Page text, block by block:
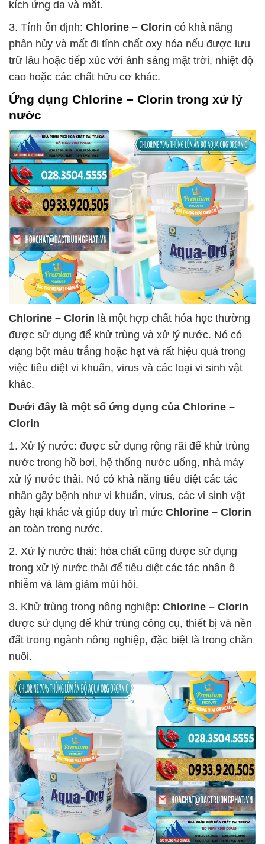
kích ứng da và mắt.
3. Tính ổn định: Chlorine – Clorin có khả năng
phân hủy và mất đi tính chất oxy hóa nếu được lưu
trữ lâu hoặc tiếp xúc với ánh sáng mặt trời, nhiệt độ
cao hoặc các chất hữu cơ khác.
Ứng dụng Chlorine – Clorin trong xử lý
nước
Chlorine – Clorin là một hợp chất hóa học thường
được sử dụng để khử trùng và xử lý nước. Nó có
dạng bột màu trắng hoặc hạt và rất hiệu quả trong
việc tiêu diệt vi khuẩn, virus và các loại vi sinh vật
khác.
Dưới đây là một số ứng dụng của Chlorine –
Clorin
1. Xử lý nước: được sử dụng rộng rãi để khử trùng
nước trong hồ bơi, hệ thống nước uống, nhà máy
xử lý nước thải. Nó có khả năng tiêu diệt các tác
nhân gây bệnh như vi khuẩn, virus, các vi sinh vật
gây hại khác và giúp duy trì mức Chlorine – Clorin
an toàn trong nước.
2. Xử lý nước thải: hóa chất cũng được sử dụng
trong xử lý nước thải để tiêu diệt các tác nhân ô
nhiễm và làm giảm mùi hôi.
3. Khử trùng trong nông nghiệp: Chlorine – Clorin
được sử dụng để khử trùng công cụ, thiết bị và nền
đất trong ngành nông nghiệp, đặc biệt là trong chăn
nuôi.